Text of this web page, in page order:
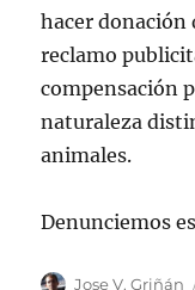
hacer donación
reclamo
compensación
naturaleza
animales.
Denunciemos
Autor
Jose V. Griñán